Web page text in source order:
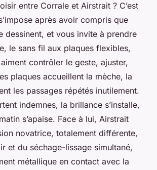
entre Corrale et Airstrait ? C’est
après avoir compris que
dessinent, et vous invite à prendre
le sans fil aux plaques flexibles,
contrôler le geste, ajuster,
plaques accueillent la mèche, la
les passages répétés inutilement.
indemnes, la brillance s’installe,
s’apaise. Face à lui, Airstrait
novatrice, totalement différente,
et du séchage-lissage simultané,
métallique en contact avec la